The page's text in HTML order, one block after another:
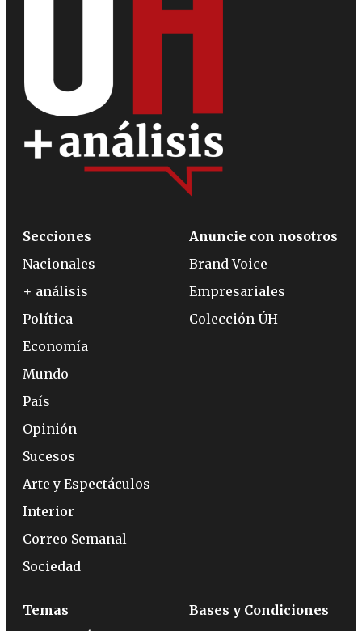
Secciones
Nacionales
+ análisis
Política
Economía
Mundo
País
Opinión
Sucesos
Arte y Espectáculos
Interior
Correo Semanal
Sociedad
Anuncie con nosotros
Brand Voice
Empresariales
Colección ÚH
Temas
Bases y Condiciones